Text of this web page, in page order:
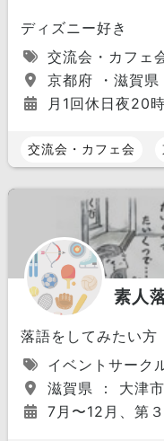
ディズニー好き
交流会・カフェ
京都府 ・滋賀
月1回休日夜20
交流会・カフェ会
素人
落語をしてみたい方
イベントサーク
滋賀県 ： 大津
7月〜12月、第